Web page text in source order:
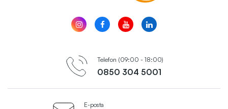
Telefon (09:00 - 18:00)
0850 304 5001
E-posta